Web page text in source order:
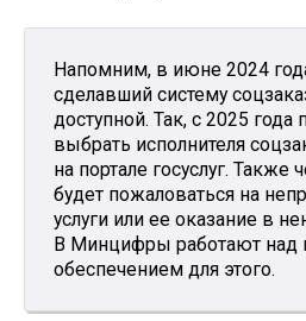
Напомним, в июне 2024
сделавший систему
доступной. Так, с 2025 года
выбрать исполнителя
на портале госуслуг. Также
будет пожаловаться на
услуги или ее оказание в
В Минцифры работают
обеспечением для этого.